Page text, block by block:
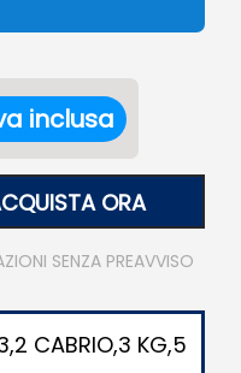
inclusa
ORA
SENZA PREAVVISO
CABRIO,3 KG,5